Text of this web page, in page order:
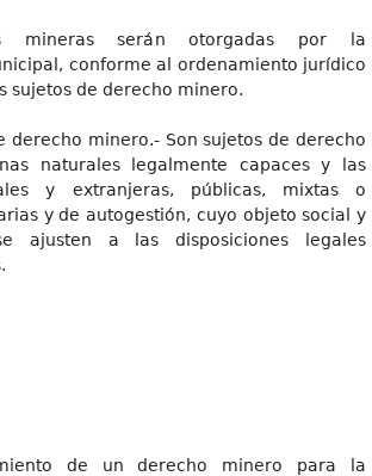
mineras serán otorgadas por la
conforme al ordenamiento jurídico
sujetos de derecho minero.
derecho minero.- Son sujetos de derecho
naturales legalmente capaces y las
y extranjeras, públicas, mixtas o
y de autogestión, cuyo objeto social y
ajusten a las disposiciones legales
de un derecho minero para la